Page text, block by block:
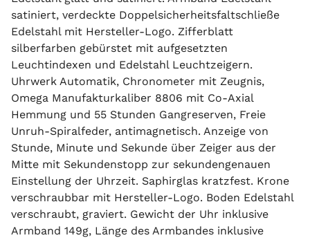
satiniert, verdeckte Doppelsicherheitsfaltschließe
Edelstahl mit Hersteller-Logo. Zifferblatt
silberfarben gebürstet mit aufgesetzten
Leuchtindexen und Edelstahl Leuchtzeigern.
Uhrwerk Automatik, Chronometer mit Zeugnis,
Omega Manufakturkaliber 8806 mit Co-Axial
Hemmung und 55 Stunden Gangreserven, Freie
Unruh-Spiralfeder, antimagnetisch. Anzeige von
Stunde, Minute und Sekunde über Zeiger aus der
Mitte mit Sekundenstopp zur sekundengenauen
Einstellung der Uhrzeit. Saphirglas kratzfest. Krone
verschraubbar mit Hersteller-Logo. Boden Edelstahl
verschraubt, graviert. Gewicht der Uhr inklusive
Armband 149g, Länge des Armbandes inklusive